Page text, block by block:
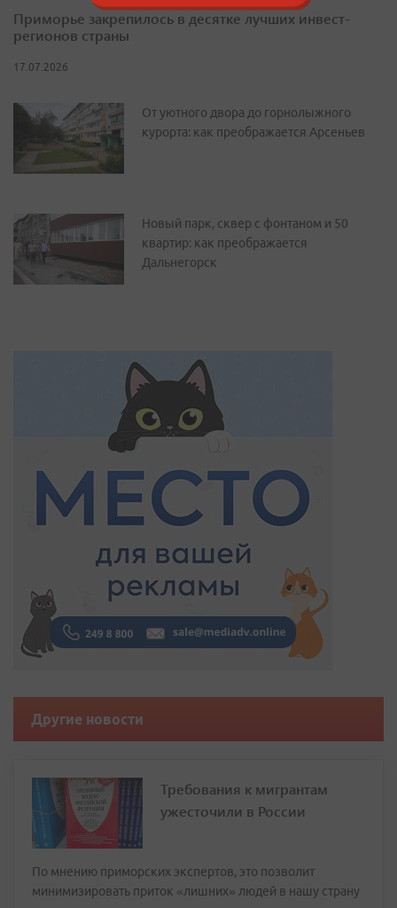
Приморье закрепилось в десятке лучших инвест-
регионов страны
17.07.2026
От уютного двора до горнолыжного
курорта: как преображается Арсеньев
Новый парк, сквер с фонтаном и 50
квартир: как преображается
Дальнегорск
Другие новости
Требования к мигрантам
ужесточили в России
По мнению приморских экспертов, это позволит
минимизировать приток «лишних» людей в нашу страну